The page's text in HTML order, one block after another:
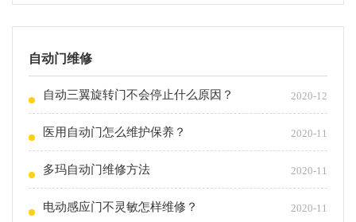
自动门维修
自动三翼旋转门不会停止什么原因？ 2020-12
医用自动门怎么维护保养？ 2020-11
多玛自动门维修方法 2020-11
电动感应门不灵敏怎样维修？ 2020-11